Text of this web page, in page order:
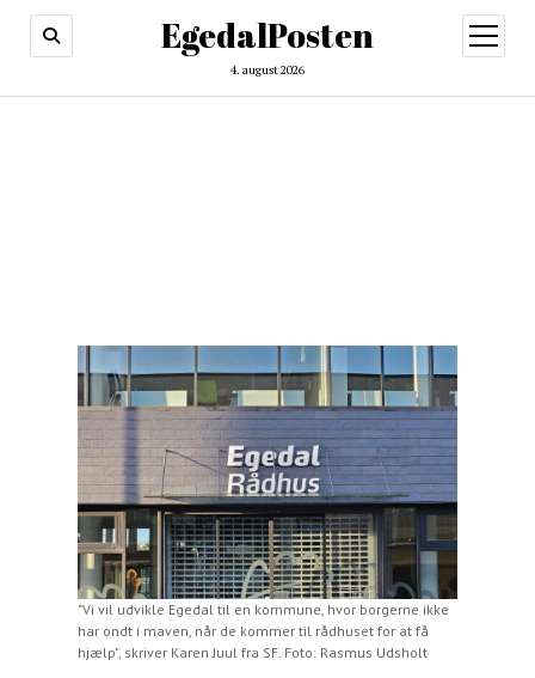
EgedalPosten
4. august 2026
open
menu
"Vi vil udvikle Egedal til en kommune, hvor borgerne ikke
har ondt i maven, når de kommer til rådhuset for at få
hjælp", skriver Karen Juul fra SF. Foto: Rasmus Udsholt